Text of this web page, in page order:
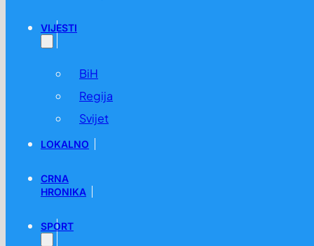
VIJESTI
BiH
Regija
Svijet
LOKALNO
CRNA
HRONIKA
SPORT